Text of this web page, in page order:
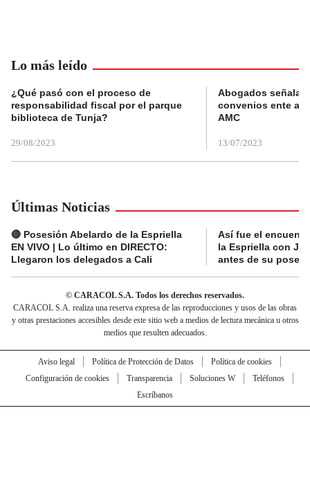
Lo más leído
¿Qué pasó con el proceso de
responsabilidad fiscal por el parque
biblioteca de Tunja?
29/08/2023
Abogados
convenios ente
AMC
13/07/2023
Últimas Noticias
🔴 Posesión Abelardo de la Espriella
EN VIVO | Lo último en DIRECTO:
Llegaron los delegados a Cali
Así fue el
la Espriella con
antes de su
© CARACOL S.A. Todos los derechos reservados.
CARACOL S.A. realiza una reserva expresa de las reproducciones y usos de las obras
y otras prestaciones accesibles desde este sitio web a medios de lectura mecánica u otros
medios que resulten adecuados.
Aviso legal Política de Protección de Datos
Política de cookies
Configuración de cookies
Transparencia Soluciones W
Teléfonos
Escríbanos